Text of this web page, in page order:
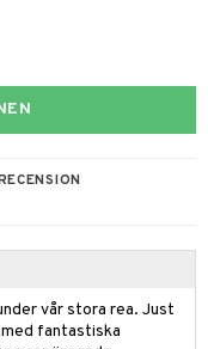
vår stora rea. Just
fantastiska